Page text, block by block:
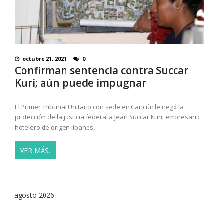
octubre 21, 2021 0
Confirman sentencia contra Succar
Kuri; aún puede impugnar
El Primer Tribunal Unitario con sede en Cancún le negó la
protección de la justicia federal a Jean Succar Kuri, empresario
hotelero de origen libanés,
VER MÁS.
agosto 2026